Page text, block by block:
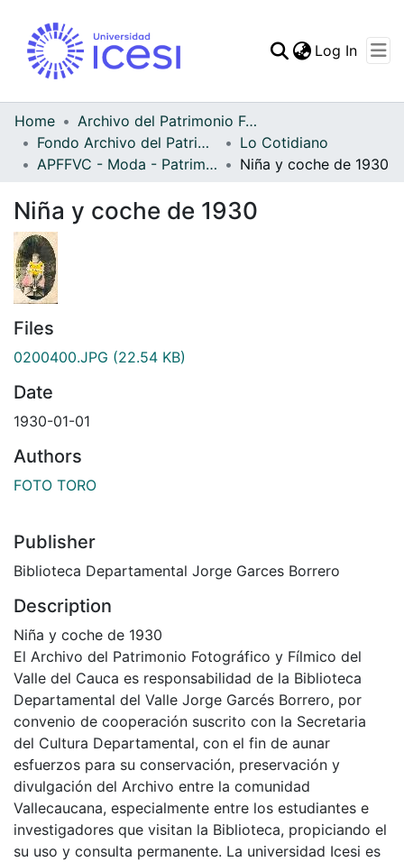
Statistics
Log In
Home
Archivo del Patrimonio Fotográfico y Fílmico del Valle del Cauca
Fondo Archivo del Patrimonio Fotográfico y Fílmico del Valle del Cauca
Lo Cotidiano
APFFVC - Moda - Patrimonial
Niña y coche de 1930
Niña y coche de 1930
Files
0200400.JPG (22.54 KB)
Date
1930-01-01
Authors
FOTO TORO
Publisher
Biblioteca Departamental Jorge Garces Borrero
Description
Niña y coche de 1930
El Archivo del Patrimonio Fotográfico y Fílmico del
Valle del Cauca es responsabilidad de la Biblioteca
Departamental del Valle Jorge Garcés Borrero, por
convenio de cooperación suscrito con la Secretaria
del Cultura Departamental, con el fin de aunar
esfuerzos para su conservación, preservación y
divulgación del Archivo entre la comunidad
Vallecaucana, especialmente entre los estudiantes e
investigadores que visitan la Biblioteca, propiciando el
su uso y consulta permanente. La universidad Icesi es